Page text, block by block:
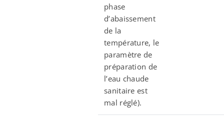
phase
d’abaissement
de la
température, le
paramètre de
préparation de
l’eau chaude
sanitaire est
mal réglé).